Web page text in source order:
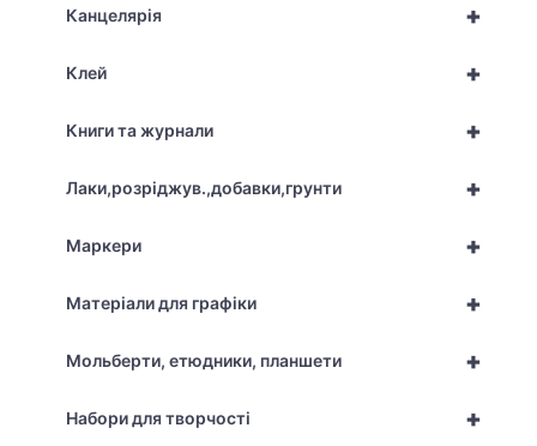
+
Канцелярія
+
Клей
+
Книги та журнали
+
Лаки,розріджув.,добавки,грунти
+
Маркери
+
Матеріали для графіки
+
Мольберти, етюдники, планшети
+
Набори для творчості